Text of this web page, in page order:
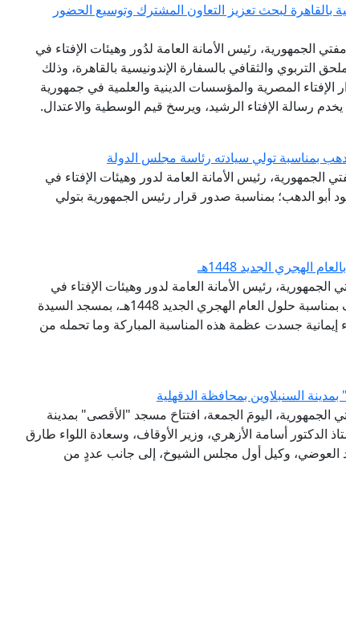
بالقاهرة لبحث تعزيز التعاون المشترك وتوسيع الحضور
الجمهورية، رئيس الأمانة العامة لدُور وهيئات الإفتاء في
التربوي والثقافي بالسفارة الإندونيسية بالقاهرة، وذلك
المصرية والمؤسسات الدينية والعلمية في جمهورية
رسالة الإفتاء الرشيد، ويرسخ قيم الوسطية والاعتدال.
بمناسبة تولي سيادته رئاسة مجلس الدولة
الجمهورية، رئيس الأمانة العامة لدور وهيئات الإفتاء في
أبو الدهب؛ بمناسبة صدور قرار رئيس الجمهورية بتولي
الجديد 1448هـ
رئيس الأمانة العامة لدور وهيئات الإفتاء في
العالم، مساء اليوم الإثنين، احتفال وزارة الأوقاف بمناسبة حلول العام الهجري الجديد 1448هـ، بمسجد السيدة
إيمانية جسدت عظمة هذه المناسبة المباركة وما تحمله من
السنبلاوين بمحافظة الدقهلية
الجمهورية، اليومَ الجمعة، افتتاحَ مسجد "الأقصى" بمدينة
الدكتور أسامة الأزهري، وزير الأوقاف، وسعادة اللواء طارق
العوضي، وكيل أول مجلس الشيوخ، إلى جانب عددٍ من